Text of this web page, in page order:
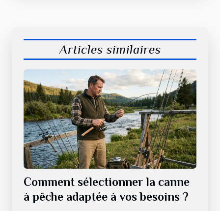
Articles similaires
Comment sélectionner la canne
à pêche adaptée à vos besoins ?